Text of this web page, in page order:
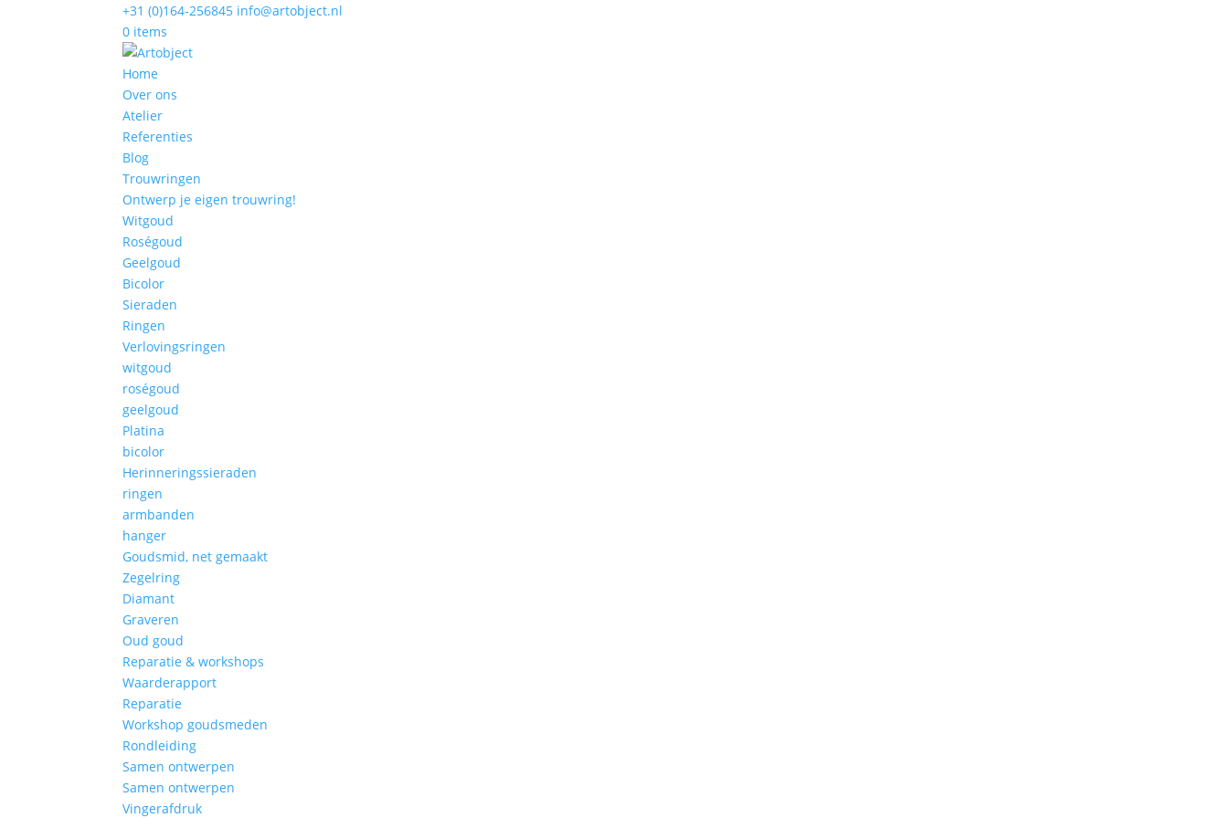
+31 (0)164-256845 info@artobject.nl
0 items
Home
Over ons
Atelier
Referenties
Blog
Trouwringen
Ontwerp je eigen trouwring!
Witgoud
Roségoud
Geelgoud
Bicolor
Sieraden
Ringen
Verlovingsringen
witgoud
roségoud
geelgoud
Platina
bicolor
Herinneringssieraden
ringen
armbanden
hanger
Goudsmid, net gemaakt
Zegelring
Diamant
Graveren
Oud goud
Reparatie & workshops
Waarderapport
Reparatie
Workshop goudsmeden
Rondleiding
Samen ontwerpen
Samen ontwerpen
Vingerafdruk